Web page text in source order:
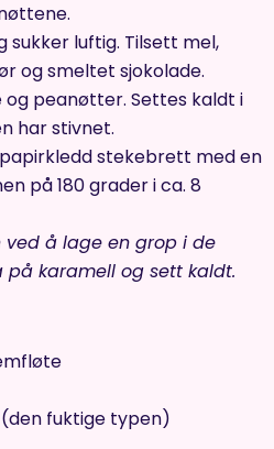
sukker luftig. Tilsett mel,
og smeltet sjokolade.
og peanøtter. Settes kaldt i
har stivnet.
stekebrett med en
på 180 grader i ca. 8
ved å lage en grop i de
på karamell og sett kaldt.
fuktige typen)